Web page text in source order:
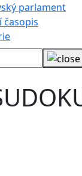
parlament
časopis